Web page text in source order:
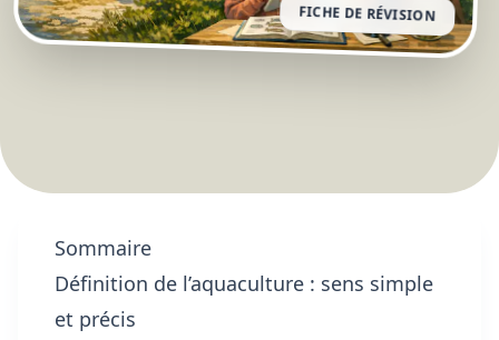
FICHE DE RÉVISION
Sommaire
Définition de l’aquaculture : sens simple
et précis